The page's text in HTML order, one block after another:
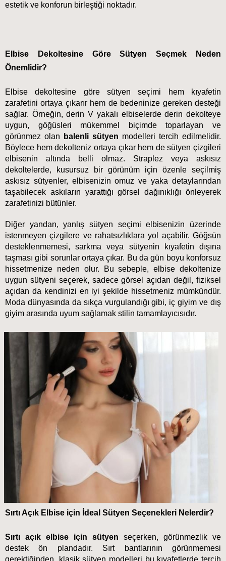
estetik ve konforun birleştiği noktadır.
Elbise Dekoltesine Göre Sütyen Seçmek Neden
Önemlidir?
Elbise dekoltesine göre sütyen seçimi hem kıyafetin
zarafetini ortaya çıkarır hem de bedeninize gereken desteği
sağlar. Örneğin, derin V yakalı elbiselerde derin dekolteye
uygun, göğüsleri mükemmel biçimde toparlayan ve
görünmez olan
balenli sütyen modelleri tercih edilmelidir.
Böylece hem dekolteniz ortaya çıkar hem de sütyen çizgileri
elbisenin altında belli olmaz. Straplez veya askısız
dekoltelerde, kusursuz bir görünüm için özenle seçilmiş
askısız sütyenler, elbisenizin omuz ve yaka detaylarından
taşabilecek askıların yarattığı görsel dağınıklığı önleyerek
zarafetinizi bütünler.
Diğer yandan, yanlış sütyen seçimi elbisenizin üzerinde
istenmeyen çizgilere ve rahatsızlıklara yol açabilir. Göğsün
desteklenmemesi, sarkma veya sütyenin kıyafetin dışına
taşması gibi sorunlar ortaya çıkar. Bu da gün boyu konforsuz
hissetmenize neden olur. Bu sebeple, elbise dekoltenize
uygun sütyeni seçerek, sadece görsel açıdan değil, fiziksel
açıdan da kendinizi en iyi şekilde hissetmeniz mümkündür.
Moda dünyasında da sıkça vurgulandığı gibi, iç giyim ve dış
giyim arasında uyum sağlamak stilin tamamlayıcısıdır.
Sırtı Açık Elbise için İdeal Sütyen Seçenekleri Nelerdir?
Sırtı açık elbise için sütyen seçerken, görünmezlik ve
destek ön plandadır. Sırt bantlarının görünmemesi